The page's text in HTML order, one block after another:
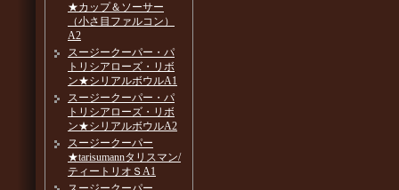
★カップ＆ソーサー
（小さ目ファルコン）
A2
スージークーパー・パ
トリシアローズ・リボ
ン★シリアルボウルA1
スージークーパー・パ
トリシアローズ・リボ
ン★シリアルボウルA2
スージークーパー
★tarisumannタリスマン/
ティートリオＳA1